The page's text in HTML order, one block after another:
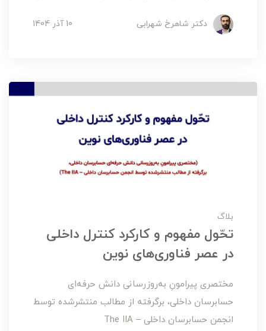
دکتر شاهرخ شهرابی 10 آذر 1404
بلاگ
تحّول مفهوم و کارکرد کنترل‌ داخلی
در عصر فناوری‌های نوین
مختصری پیرامونِ به‌روزرسانی دانش حرفه‌ای
حسابرسان داخلی، برگرفته از مطالب منتشرشده توسط
انجمن حسابرسان داخلی – The IIA